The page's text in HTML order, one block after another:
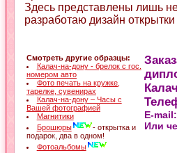
Здесь представлены лишь
разработаю дизайн
Смотреть другие образцы:
Калач-на-дону - брелок с гос.
номером авто
Фото печать на кружке,
тарелке, сувенирах
Калач-на-дону – Часы с
Вашей фотографией
Магнитики
Брошюры
- открытка и
подарок, два в одном!
Фотоальбомы
E-
Или